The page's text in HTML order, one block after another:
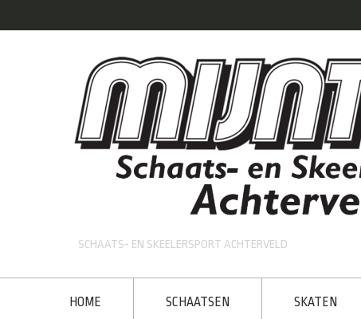
SCHAATS- EN SKEELERSPORT ACHTERVELD
HOME SCHAATSEN SKATEN